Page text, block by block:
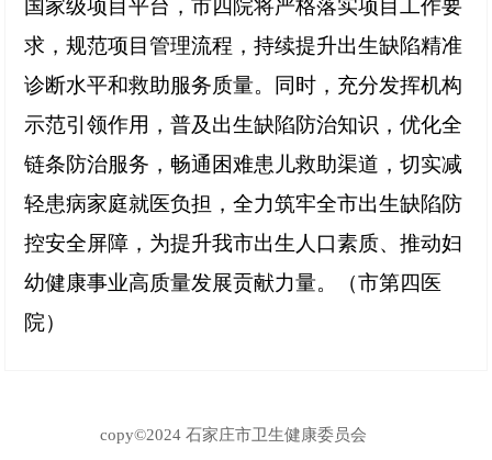
国家级项目平台，市四院将严格落实项目工作要
求，规范项目管理流程，持续提升出生缺陷精准
诊断水平和救助服务质量。同时，充分发挥机构
示范引领作用，普及出生缺陷防治知识，优化全
链条防治服务，畅通困难患儿救助渠道，切实减
轻患病家庭就医负担，全力筑牢全市出生缺陷防
控安全屏障，为提升我市出生人口素质、推动妇
幼健康事业高质量发展贡献力量。（市第四医
院）
copy©2024 石家庄市卫生健康委员会